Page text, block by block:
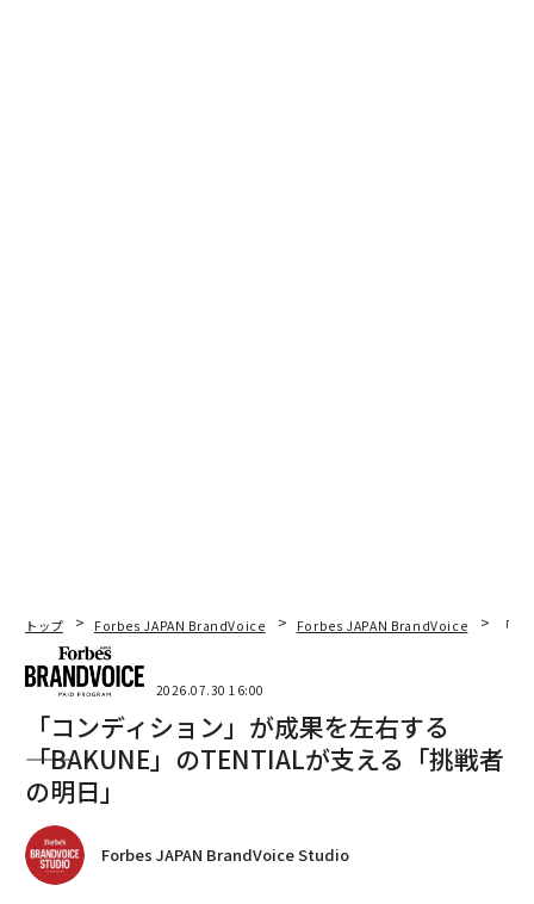
トップ Forbes JAPAN BrandVoice Forbes JAPAN BrandVoice 「
2026.07.30 16:00
「コンディション」が成果を左右する
――「BAKUNE」のTENTIALが支える「挑戦者
の明日」
Forbes JAPAN BrandVoice Studio